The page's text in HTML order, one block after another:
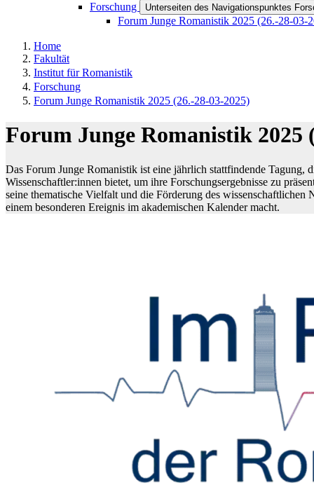
Forschung Unterseiten des Navigationspunktes
Forum Junge Romanistik 2025 (26.-28-03-
Home
Fakultät
Institut für Romanistik
Forschung
Forum Junge Romanistik 2025 (26.-28-03-2025)
Forum Junge Romanistik 2025
Das Forum Junge Romanistik ist eine jährlich stattfindende Tagung,
Wissenschaftler:innen bietet, um ihre Forschungsergebnisse zu
seine thematische Vielfalt und die Förderung des wissenschaftlichen
einem besonderen Ereignis im akademischen Kalender macht.